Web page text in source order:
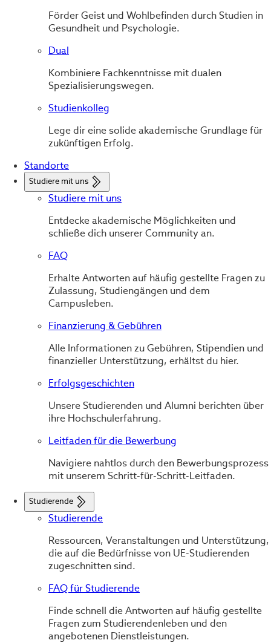
Förder Geist und Wohlbefinden durch Studien in
Gesundheit und Psychologie.
Dual
Kombiniere Fachkenntnisse mit dualen
Spezialisierungswegen.
Studienkolleg
Lege dir eine solide akademische Grundlage für
zukünftigen Erfolg.
Standorte
Studiere mit uns
Studiere mit uns
Entdecke akademische Möglichkeiten und
schließe dich unserer Community an.
FAQ
Erhalte Antworten auf häufig gestellte Fragen zu
Zulassung, Studiengängen und dem
Campusleben.
Finanzierung & Gebühren
Alle Informationen zu Gebühren, Stipendien und
finanzieller Unterstützung, erhältst du hier.
Erfolgsgeschichten
Unsere Studierenden und Alumni berichten über
ihre Hochschulerfahrung.
Leitfaden für die Bewerbung
Navigiere nahtlos durch den Bewerbungsprozess
mit unserem Schritt-für-Schritt-Leitfaden.
Studierende
Studierende
Ressourcen, Veranstaltungen und Unterstützung,
die auf die Bedürfnisse von UE-Studierenden
zugeschnitten sind.
FAQ für Studierende
Finde schnell die Antworten auf häufig gestellte
Fragen zum Studierendenleben und den
angebotenen Dienstleistungen.